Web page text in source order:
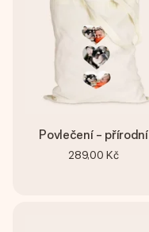
Povlečení - přírodní
289,00 Kč